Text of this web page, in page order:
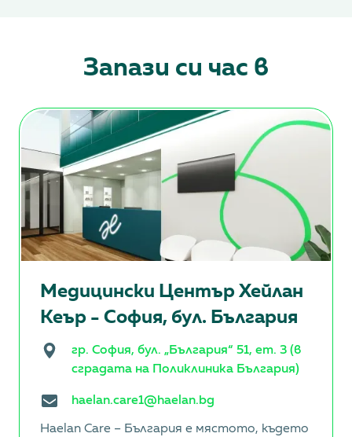
Запази си час в
Медицински Център Хейлан
Кеър - София, бул. България
гр. София, бул. „България“ 51, ет. 3 (в
сградата на Поликлиника България)
haelan.care1@haelan.bg
Haelan Care – България е мястото, където